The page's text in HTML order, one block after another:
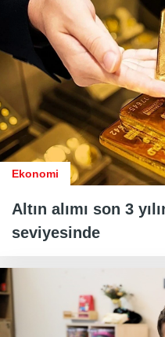
Ekonomi
Altın alımı son 3
seviyesinde